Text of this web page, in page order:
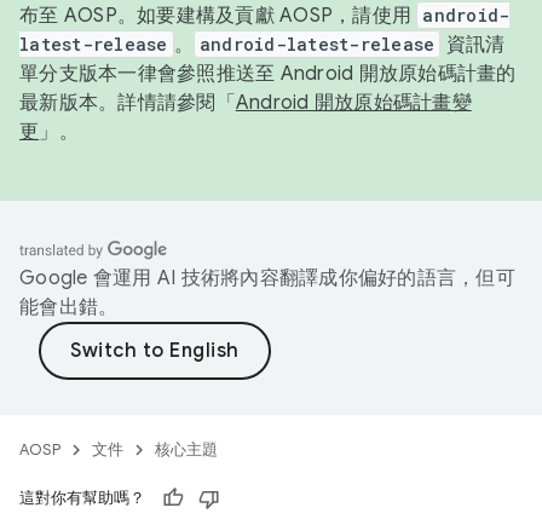
布至 AOSP。如要建構及貢獻 AOSP，請使用 android-
latest-release 。 android-latest-release
資訊清
單分支版本一律會參照推送至 Android 開放原始碼計畫的
最新版本。詳情請參閱「 Android 開放原始碼計畫變
更 」。
Google 會運用 AI 技術將內容翻譯成你偏好的語言，但可
能會出錯。
AOSP 文件 核心主題
這對你有幫助嗎？